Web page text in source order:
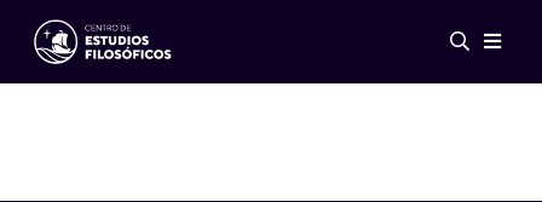
Eventos